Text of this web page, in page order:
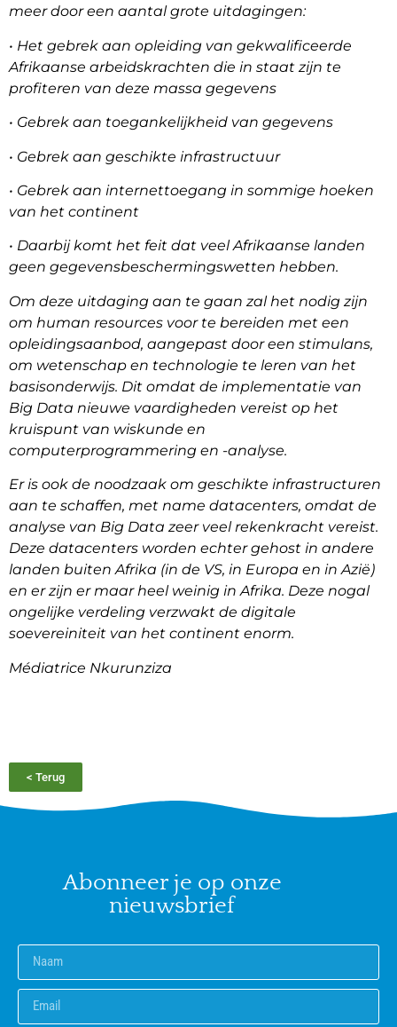
meer door een aantal grote uitdagingen:
• Het gebrek aan opleiding van gekwalificeerde
Afrikaanse arbeidskrachten die in staat zijn te
profiteren van deze massa gegevens
• Gebrek aan toegankelijkheid van gegevens
• Gebrek aan geschikte infrastructuur
• Gebrek aan internettoegang in sommige hoeken
van het continent
• Daarbij komt het feit dat veel Afrikaanse landen
geen gegevensbeschermingswetten hebben.
Om deze uitdaging aan te gaan zal het nodig zijn
om human resources voor te bereiden met een
opleidingsaanbod, aangepast door een stimulans,
om wetenschap en technologie te leren van het
basisonderwijs. Dit omdat de implementatie van
Big Data nieuwe vaardigheden vereist op het
kruispunt van wiskunde en
computerprogrammering en -analyse.
Er is ook de noodzaak om geschikte infrastructuren
aan te schaffen, met name datacenters, omdat de
analyse van Big Data zeer veel rekenkracht vereist.
Deze datacenters worden echter gehost in andere
landen buiten Afrika (in de VS, in Europa en in Azië)
en er zijn er maar heel weinig in Afrika. Deze nogal
ongelijke verdeling verzwakt de digitale
soevereiniteit van het continent enorm.
Médiatrice Nkurunziza
< Terug
Abonneer je op onze
nieuwsbrief